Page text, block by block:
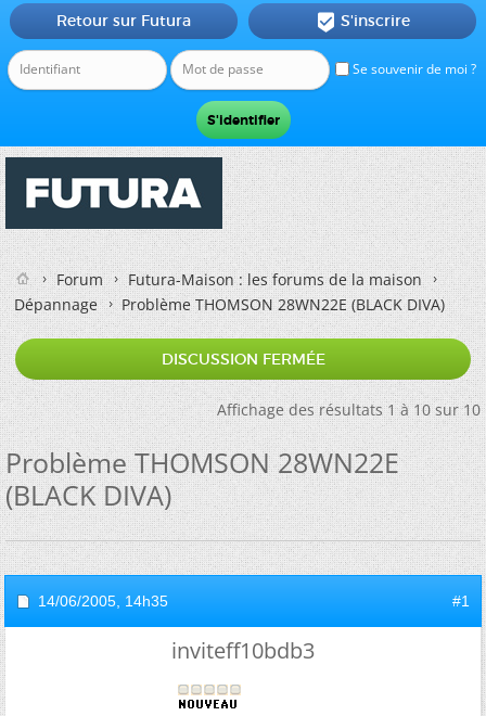
Se souvenir de moi ?
Retour sur Futura  S'inscrire
Forum
Futura-Maison : les forums de la maison
Dépannage
Problème THOMSON 28WN22E (BLACK DIVA)
DISCUSSION FERMÉE
Affichage des résultats 1 à 10 sur 10
Problème THOMSON 28WN22E
(BLACK DIVA)
14/06/2005, 14h35 #1
inviteff10bdb3